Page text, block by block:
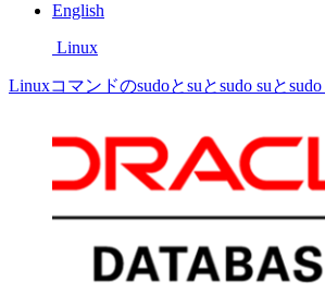
English
Linux
Linuxコマンドのsudoとsuとsudo suと